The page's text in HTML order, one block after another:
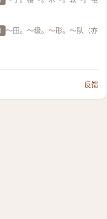
～田。～级。～形。～队（亦
反馈